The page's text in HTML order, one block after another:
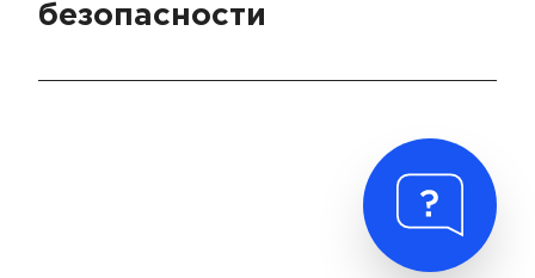
безопасности